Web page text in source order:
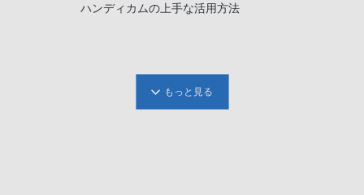
ハンディカムの上手な活用方法
もっと見る